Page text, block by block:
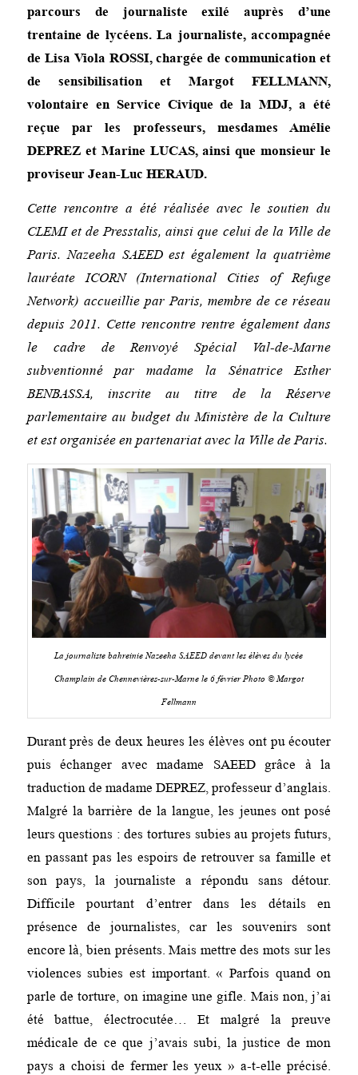
parcours de journaliste exilé auprès d’une
trentaine de lycéens. La journaliste, accompagnée
de Lisa Viola ROSSI, chargée de communication et
de sensibilisation et Margot FELLMANN,
volontaire en Service Civique de la MDJ, a été
reçue par les professeurs, mesdames Amélie
DEPREZ et Marine LUCAS, ainsi que monsieur le
proviseur Jean-Luc HERAUD.
Cette rencontre a été réalisée avec le soutien du
CLEMI et de Presstalis, ainsi que celui de la Ville de
Paris. Nazeeha SAEED est également la quatrième
lauréate ICORN (International Cities of Refuge
Network) accueillie par Paris, membre de ce réseau
depuis 2011. Cette rencontre rentre également dans
le cadre de Renvoyé Spécial Val-de-Marne
subventionné par madame la Sénatrice Esther
BENBASSA, inscrite au titre de la Réserve
parlementaire au budget du Ministère de la Culture
et est organisée en partenariat avec la Ville de Paris.
La journaliste bahreinie Nazeeha SAEED devant les élèves du lycée
Champlain de Chennevières-sur-Marne le 6 février Photo © Margot
Fellmann
Durant près de deux heures les élèves ont pu écouter
puis échanger avec madame SAEED grâce à la
traduction de madame DEPREZ, professeur d’anglais.
Malgré la barrière de la langue, les jeunes ont posé
leurs questions : des tortures subies au projets futurs,
en passant pas les espoirs de retrouver sa famille et
son pays, la journaliste a répondu sans détour.
Difficile pourtant d’entrer dans les détails en
présence de journalistes, car les souvenirs sont
encore là, bien présents. Mais mettre des mots sur les
violences subies est important. « Parfois quand on
parle de torture, on imagine une gifle. Mais non, j’ai
été battue, électrocutée… Et malgré la preuve
médicale de ce que j’avais subi, la justice de mon
pays a choisi de fermer les yeux » a-t-elle précisé.